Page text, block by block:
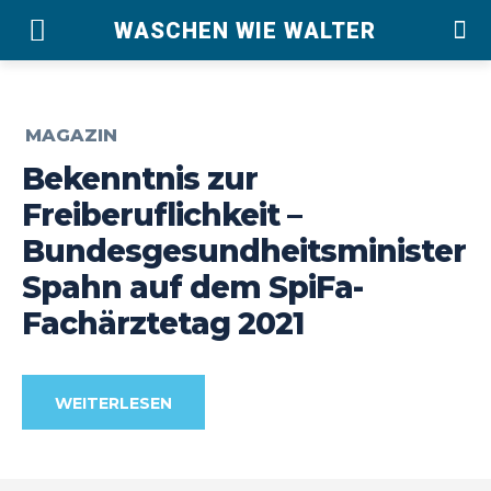
WASCHEN WIE WALTER
MAGAZIN
Bekenntnis zur
Freiberuflichkeit –
Bundesgesundheitsminister
Spahn auf dem SpiFa-
Fachärztetag 2021
WEITERLESEN